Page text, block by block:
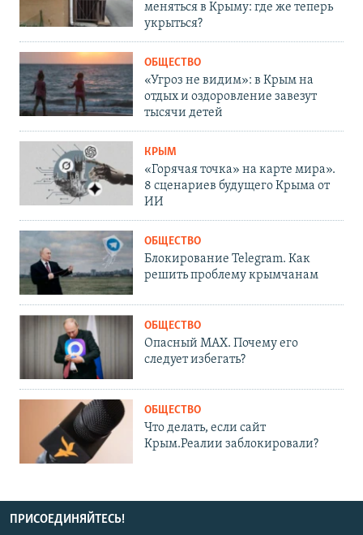
меняться в Крыму: где же теперь
укрыться?
ОБЩЕСТВО
«Угроз не видим»: в Крым на
отдых и оздоровление завезут
тысячи детей
КРЫМ
«Горячая точка» на карте мира».
8 сценариев будущего Крыма от
ИИ
ОБЩЕСТВО
Блокирование Telegram. Как
решить проблему крымчанам
ОБЩЕСТВО
Опасный MAX. Почему его
следует избегать?
ОБЩЕСТВО
Что делать, если сайт
Крым.Реалии заблокировали?
ПРИСОЕДИНЯЙТЕСЬ!